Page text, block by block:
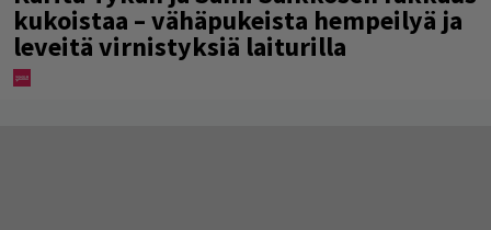
kukoistaa – vähäpukeista hempeilyä ja
leveitä virnistyksiä laiturilla